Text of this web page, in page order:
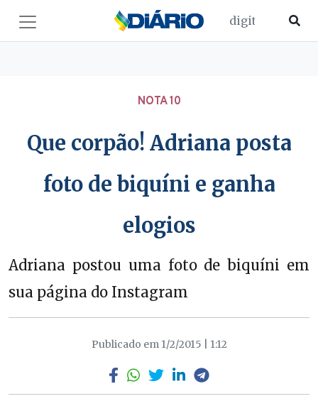
NOTA 10
Que corpão! Adriana posta
foto de biquíni e ganha
elogios
Adriana postou uma foto de biquíni em
sua página do Instagram
Publicado em 1/2/2015 | 1:12